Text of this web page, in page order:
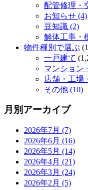
配管修理・
お知らせ (4)
豆知識 (2)
解体工事・
物件種別で選ぶ
一戸建て
マンション
店舗・工場
その他 (10)
月別アーカイブ
2026年7月 (7)
2026年6月 (16)
2026年5月 (14)
2026年4月 (21)
2026年3月 (24)
2026年2月 (5)